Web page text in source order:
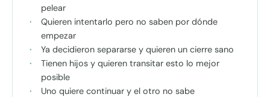
pelear
Quieren intentarlo pero no saben por dónde
empezar
Ya decidieron separarse y quieren un cierre sano
Tienen hijos y quieren transitar esto lo mejor
posible
Uno quiere continuar y el otro no sabe